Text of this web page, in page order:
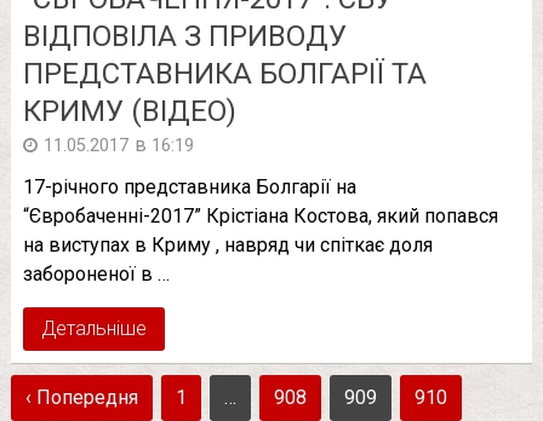
ВІДПОВІЛА З ПРИВОДУ
ПРЕДСТАВНИКА БОЛГАРІЇ ТА
КРИМУ (ВІДЕО)
11.05.2017 в 16:19
17-річного представника Болгарії на
“Євробаченні-2017” Крістіана Костова, який попався
на виступах в Криму , навряд чи спіткає доля
забороненої в …
Детальніше
‹ Попередня 1 … 908 909 910